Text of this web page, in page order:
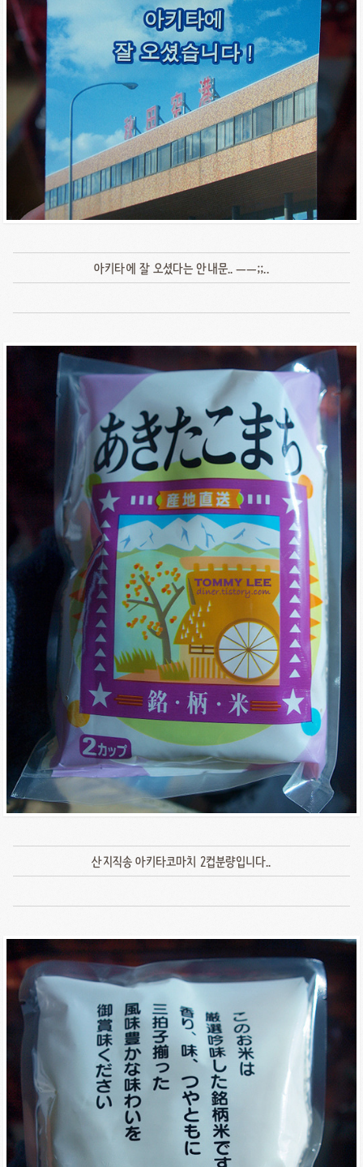
아키타에 잘 오셨다는 안내문.. ㅡㅡ;;..
산지직송 아키타코마치 2컵분량입니다..